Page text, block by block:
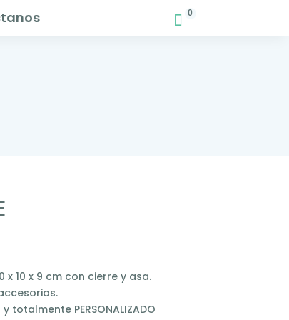
0
10 x 9 cm con cierre y asa.
PERSONALIZADO